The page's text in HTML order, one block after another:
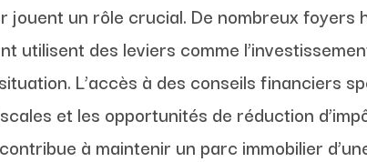
jouent un rôle crucial. De nombreux foyers
utilisent des leviers comme
L’accès à des conseils financiers
et les opportunités de réduction
à maintenir un parc immobilier